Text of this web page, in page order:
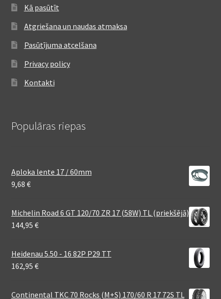
Kā pasūtīt
Atgriešana un naudas atmaksa
Pasūtījuma atcelšana
Privacy policy
Kontakti
Populāras riepas
Aploka lente 17 / 60mm
9,68 €
Michelin Road 6 GT 120/70 ZR 17 (58W) TL (priekšējā)
144,95 €
Heidenau 5.50 - 16 82P P29 TT
162,95 €
Continental TKC 70 Rocks (M+S) 170/60 R 17 72S TL